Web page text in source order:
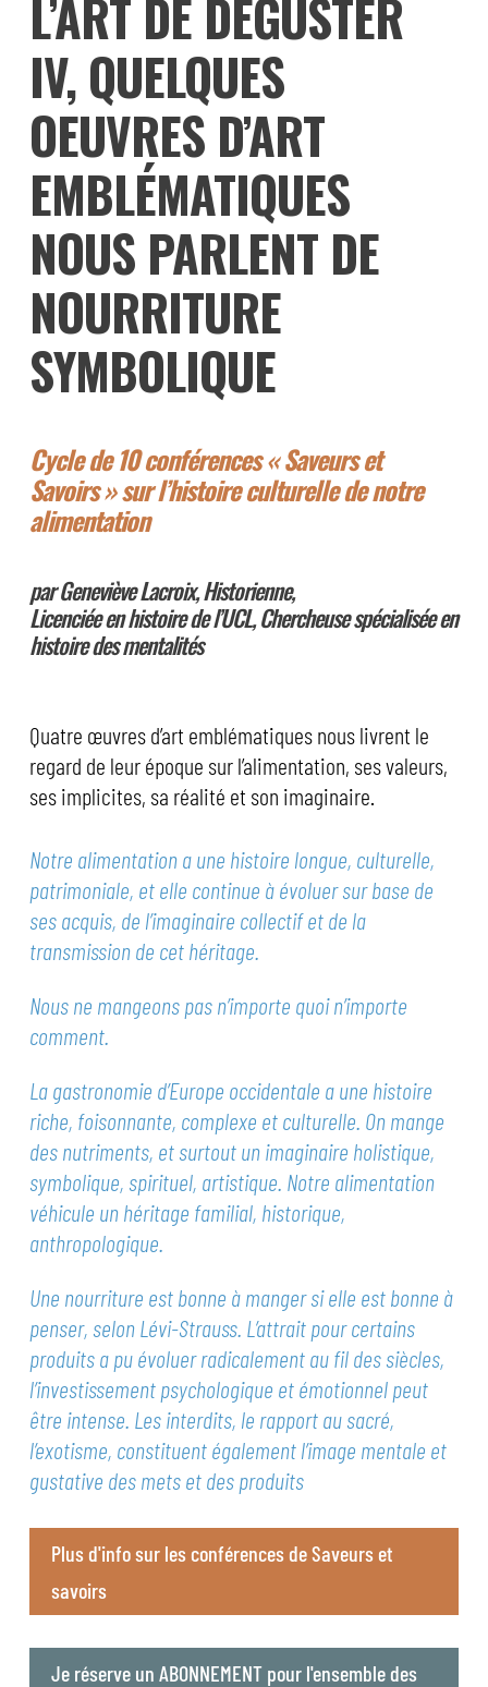
L’ART DE DÉGUSTER
IV, QUELQUES
OEUVRES D’ART
EMBLÉMATIQUES
NOUS PARLENT DE
NOURRITURE
SYMBOLIQUE
Cycle de 10 conférences « Saveurs et
Savoirs » sur l’histoire culturelle de notre
alimentation
par Geneviève Lacroix, Historienne,
Licenciée en histoire de l’UCL, Chercheuse spécialisée en
histoire des mentalités
Quatre œuvres d’art emblématiques nous livrent le
regard de leur époque sur l’alimentation, ses valeurs,
ses implicites, sa réalité et son imaginaire.
Notre alimentation a une histoire longue, culturelle,
patrimoniale, et elle continue à évoluer sur base de
ses acquis, de l’imaginaire collectif et de la
transmission de cet héritage.
Nous ne mangeons pas n’importe quoi n’importe
comment.
La gastronomie d’Europe occidentale a une histoire
riche, foisonnante, complexe et culturelle. On mange
des nutriments, et surtout un imaginaire holistique,
symbolique, spirituel, artistique. Notre alimentation
véhicule un héritage familial, historique,
anthropologique.
Une nourriture est bonne à manger si elle est bonne à
penser, selon Lévi-Strauss. L’attrait pour certains
produits a pu évoluer radicalement au fil des siècles,
l’investissement psychologique et émotionnel peut
être intense. Les interdits, le rapport au sacré,
l’exotisme, constituent également l’image mentale et
gustative des mets et des produits
Plus d'info sur les conférences de Saveurs et
savoirs
Je réserve un ABONNEMENT pour l'ensemble des